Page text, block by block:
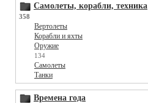
Самолеты, корабли, техника
358
Вертолеты
Корабли и яхты
Оружие
134
Самолеты
Танки
Времена года